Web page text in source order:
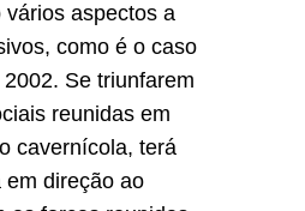
aspectos a
como é o caso
Se triunfarem
reunidas em
cavernícola, terá
em direção ao